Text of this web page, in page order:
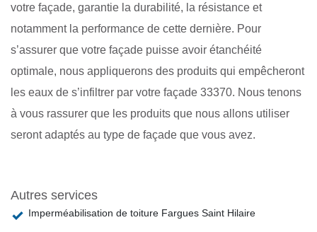
votre façade, garantie la durabilité, la résistance et
notamment la performance de cette dernière. Pour
s’assurer que votre façade puisse avoir étanchéité
optimale, nous appliquerons des produits qui empêcheront
les eaux de s’infiltrer par votre façade 33370. Nous tenons
à vous rassurer que les produits que nous allons utiliser
seront adaptés au type de façade que vous avez.
Autres services
Imperméabilisation de toiture Fargues Saint Hilaire